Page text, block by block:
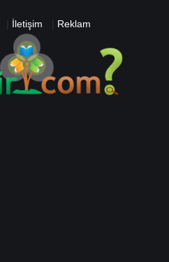
İletişim Reklam